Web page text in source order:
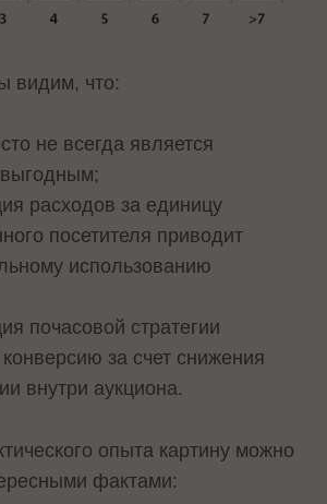
видим, что:
не всегда является
расходов за единицу
посетителя приводит
использованию
почасовой стратегии
за счет снижения
внутри аукциона.
опыта картину можно
фактами: